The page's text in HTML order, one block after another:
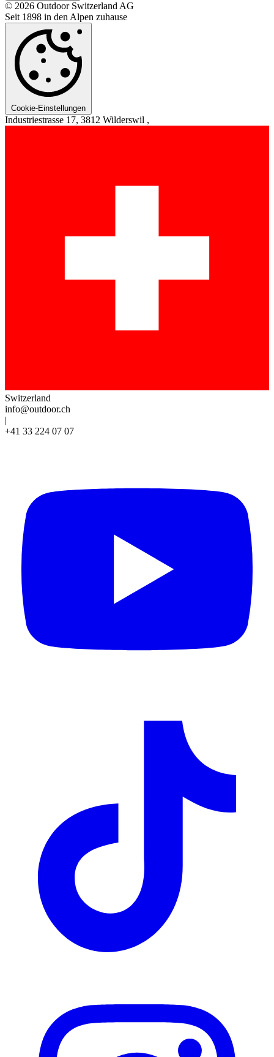
© 2026 Outdoor Switzerland AG
Seit 1898 in den Alpen zuhause
Cookie-Einstellungen
Industriestrasse 17, 3812 Wilderswil ,
Switzerland
info@outdoor.ch
|
+41 33 224 07 07